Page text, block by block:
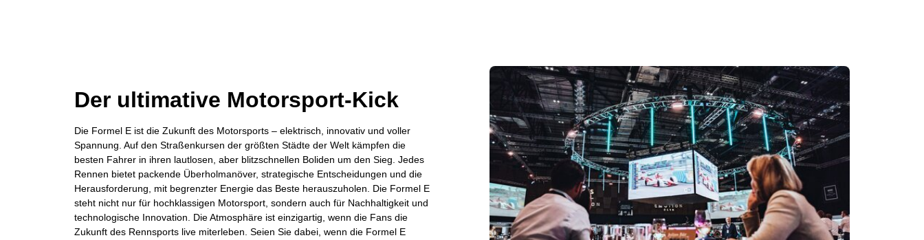
Der ultimative Motorsport-Kick
Die Formel E ist die Zukunft des Motorsports – elektrisch, innovativ und voller
Spannung. Auf den Straßenkursen der größten Städte der Welt kämpfen die
besten Fahrer in ihren lautlosen, aber blitzschnellen Boliden um den Sieg. Jedes
Rennen bietet packende Überholmanöver, strategische Entscheidungen und die
Herausforderung, mit begrenzter Energie das Beste herauszuholen. Die Formel E
steht nicht nur für hochklassigen Motorsport, sondern auch für Nachhaltigkeit und
technologische Innovation. Die Atmosphäre ist einzigartig, wenn die Fans die
Zukunft des Rennsports live miterleben. Seien Sie dabei, wenn die Formel E